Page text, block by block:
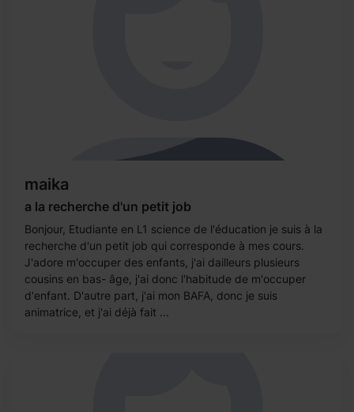
maika
a la recherche d'un petit job
Bonjour, Etudiante en L1 science de l'éducation je suis à la
recherche d'un petit job qui corresponde à mes cours.
J'adore m'occuper des enfants, j'ai dailleurs plusieurs
cousins en bas- âge, j'ai donc l'habitude de m'occuper
d'enfant. D'autre part, j'ai mon BAFA, donc je suis
animatrice, et j'ai déjà fait ...